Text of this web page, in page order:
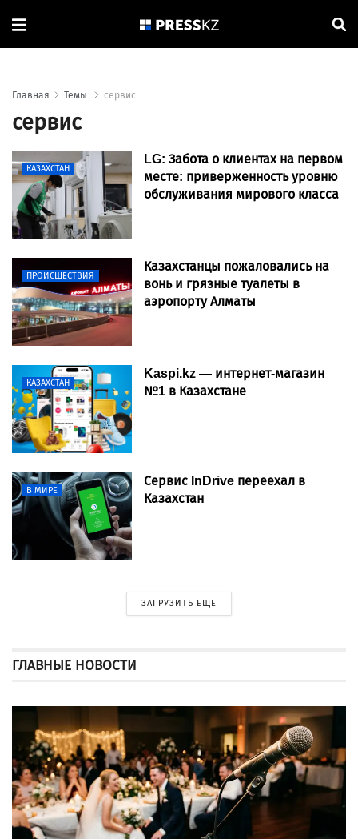
Главная Темы сервис
сервис
КАЗАХСТАН
LG: Забота о клиентах на первом
месте: приверженность уровню
обслуживания мирового класса
ПРОИСШЕСТВИЯ
Казахстанцы пожаловались на
вонь и грязные туалеты в
аэропорту Алматы
КАЗАХСТАН
Kaspi.kz — интернет-магазин
№1 в Казахстане
В МИРЕ
Сервис InDrive переехал в
Казахстан
ЗАГРУЗИТЬ ЕЩЕ
ГЛАВНЫЕ НОВОСТИ